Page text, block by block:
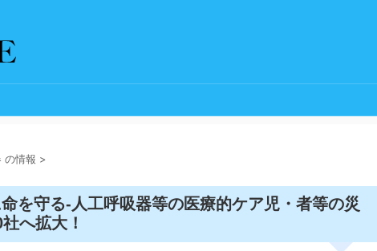
の情報 >
を守る-人工呼吸器等の医療的ケア児・者等の災
へ拡大！